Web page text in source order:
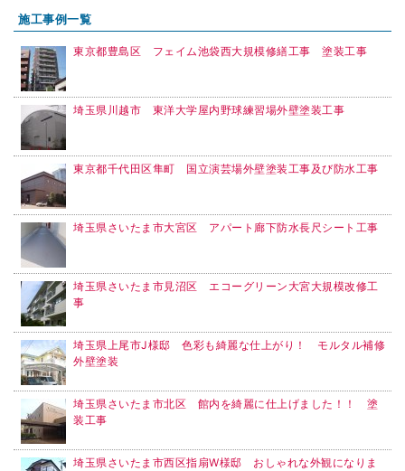
施工事例一覧
東京都豊島区 フェイム池袋西大規模修繕工事 塗装工事
埼玉県川越市 東洋大学屋内野球練習場外壁塗装工事
東京都千代田区隼町 国立演芸場外壁塗装工事及び防水工事
埼玉県さいたま市大宮区 アパート廊下防水長尺シート工事
埼玉県さいたま市見沼区 エコーグリーン大宮大規模改修工
事
埼玉県上尾市J様邸 色彩も綺麗な仕上がり！ モルタル補修
外壁塗装
埼玉県さいたま市北区 館内を綺麗に仕上げました！！ 塗
装工事
埼玉県さいたま市西区指扇W様邸 おしゃれな外観になりま